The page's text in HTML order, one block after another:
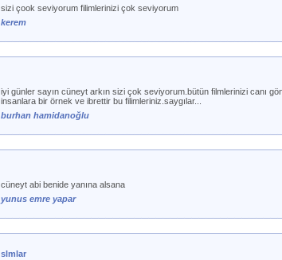
sizi çook seviyorum filimlerinizi çok seviyorum
kerem
iyi günler sayın cüneyt arkın sizi çok seviyorum.bütün filmlerinizi canı
insanlara bir örnek ve ibrettir bu filimleriniz.saygılar...
burhan hamidanoğlu
cüneyt abi benide yanına alsana
yunus emre yapar
slmlar